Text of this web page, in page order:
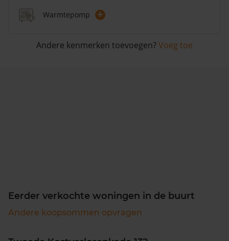
Warmtepomp +
Andere kenmerken toevoegen? Voeg toe
Eerder verkochte woningen in de buurt
Andere koopsommen opvragen